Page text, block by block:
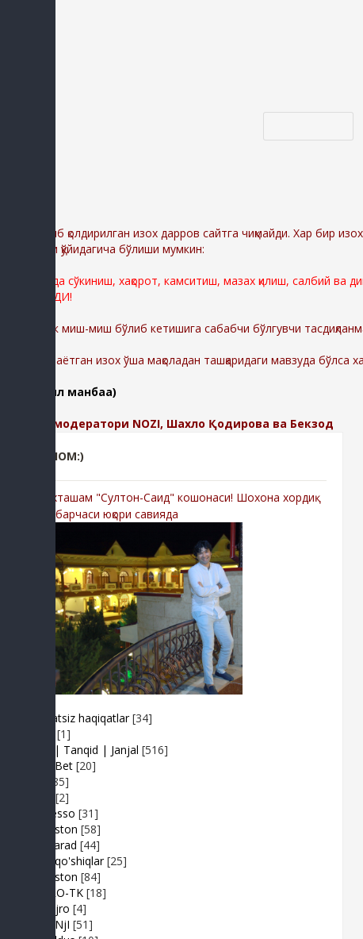
Ёзиб қолдирилган изох дарров сайтга чиқмайди. Хар бир
сабаблари қўйидагича бўлиши мумкин:
Сайтимизда сўкиниш, хақорот, камситиш, мазах қилиш, салбий ва
ЎЧИРИЛАДИ!
Шунингдек миш-миш бўлиб кетишига сабабчи бўлгувчи
-Қолдирилаётган изох ўша мақоладан ташқаридаги мавзуда бўлса
(батафсил манбаа)
Изохлар модератори NOZI, Шахло Қодирова ва Бекзод
РЕКЛОМ:)
-Мухташам "Султон-Саид" кошонаси! Шохона хордиқ
учун барчаси юқори савияда
Adolatsiz haqiqatlar [34]
[1]
Baxs| Tanqid | Janjal [516]
BeshBet [20]
[85]
[2]
Expresso [31]
FIKRiston [58]
Hit-Parad [44]
Ijara qo'shiqlar [25]
IJODiston [84]
IMPRO-TK [18]
Jonli ijro [4]
JuMaNjI [51]